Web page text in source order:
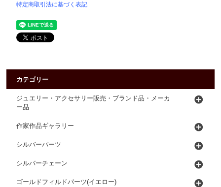
特定商取引法に基づく表記
カテゴリー
ジュエリー・アクセサリー販売・ブランド品・メーカ
ー品
作家作品ギャラリー
シルバーパーツ
シルバーチェーン
ゴールドフィルドパーツ(イエロー)